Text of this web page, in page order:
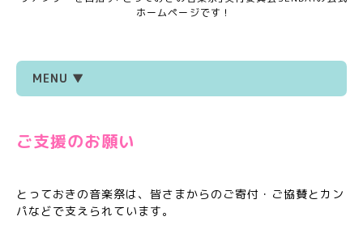
ホームページです！
MENU ▼
ご支援のお願い
とっておきの音楽祭は、皆さまからのご寄付・ご協賛とカン
パなどで支えられています。